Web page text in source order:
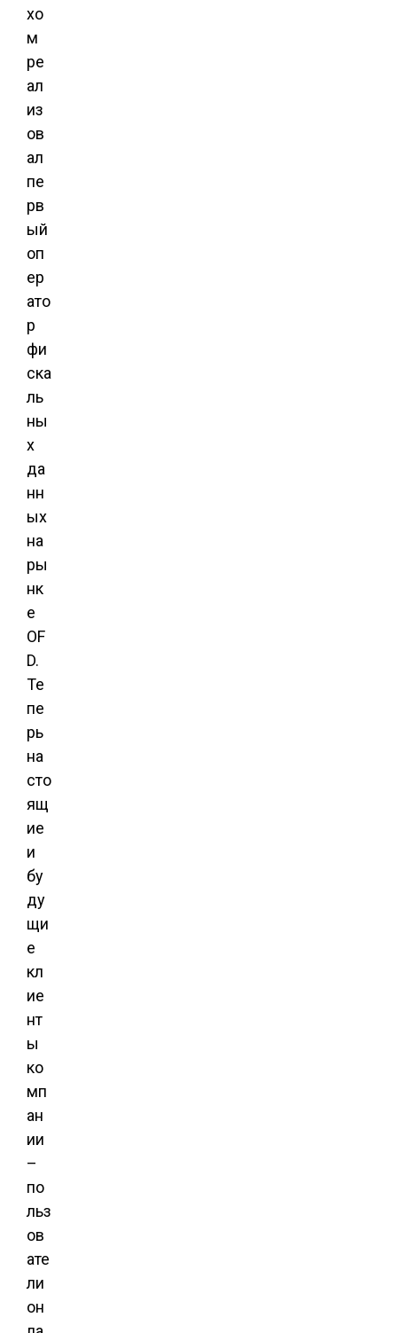
хо
м
ре
ал
из
ов
ал
пе
рв
ый
оп
ер
ато
р
фи
ска
ль
ны
х
да
нн
ых
на
ры
нк
е
OF
D.
Те
пе
рь
на
сто
ящ
ие
и
бу
ду
щи
е
кл
ие
нт
ы
ко
мп
ан
ии
–
по
льз
ов
ате
ли
он